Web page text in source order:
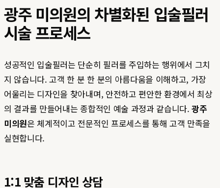
광주 미의원의 차별화된 입술필러
시술 프로세스
성공적인 입술필러는 단순히 필러를 주입하는 행위에서 그치
지 않습니다. 고객 한 분 한 분의 아름다움을 이해하고, 가장
어울리는 디자인을 찾아내며, 안전하고 편안한 환경에서 최상
의 결과를 만들어내는 종합적인 예술 과정과 같습니다.광주
미의원은 체계적이고 전문적인 프로세스를 통해 고객 만족을
실현합니다.
1:1 맞춤 디자인 상담